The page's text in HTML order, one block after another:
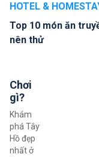
HOTEL &
Top 10 món ăn
nên thử
Chơi
gì?
Khám
phá Tây
Hồ đẹp
nhất ở